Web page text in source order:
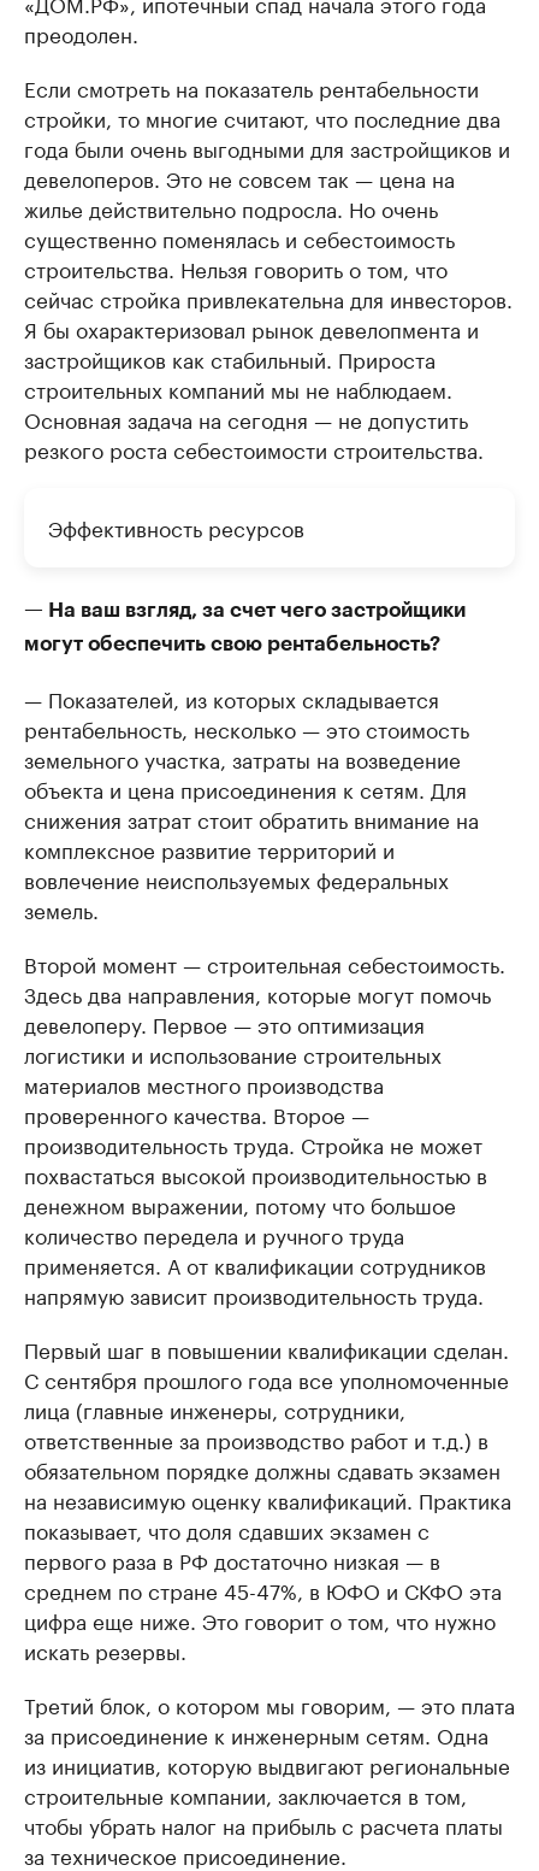
преодолен.
Если смотреть на показатель рентабельности
стройки, то многие считают, что последние два
года были очень выгодными для застройщиков и
девелоперов. Это не совсем так — цена на
жилье действительно подросла. Но очень
существенно поменялась и себестоимость
строительства. Нельзя говорить о том, что
сейчас стройка привлекательна для инвесторов.
Я бы охарактеризовал рынок девелопмента и
застройщиков как стабильный. Прироста
строительных компаний мы не наблюдаем.
Основная задача на сегодня — не допустить
резкого роста себестоимости строительства.
Эффективность ресурсов
— На ваш взгляд, за счет чего застройщики
могут обеспечить свою рентабельность?
— Показателей, из которых складывается
рентабельность, несколько — это стоимость
земельного участка, затраты на возведение
объекта и цена присоединения к сетям. Для
снижения затрат стоит обратить внимание на
комплексное развитие территорий и
вовлечение неиспользуемых федеральных
земель.
Второй момент — строительная себестоимость.
Здесь два направления, которые могут помочь
девелоперу. Первое — это оптимизация
логистики и использование строительных
материалов местного производства
проверенного качества. Второе —
производительность труда. Стройка не может
похвастаться высокой производительностью в
денежном выражении, потому что большое
количество передела и ручного труда
применяется. А от квалификации сотрудников
напрямую зависит производительность труда.
Первый шаг в повышении квалификации сделан.
С сентября прошлого года все уполномоченные
лица (главные инженеры, сотрудники,
ответственные за производство работ и т.д.) в
обязательном порядке должны сдавать экзамен
на независимую оценку квалификаций. Практика
показывает, что доля сдавших экзамен с
первого раза в РФ достаточно низкая — в
среднем по стране 45-47%, в ЮФО и СКФО эта
цифра еще ниже. Это говорит о том, что нужно
искать резервы.
Третий блок, о котором мы говорим, — это плата
за присоединение к инженерным сетям. Одна
из инициатив, которую выдвигают региональные
строительные компании, заключается в том,
чтобы убрать налог на прибыль с расчета платы
за техническое присоединение.